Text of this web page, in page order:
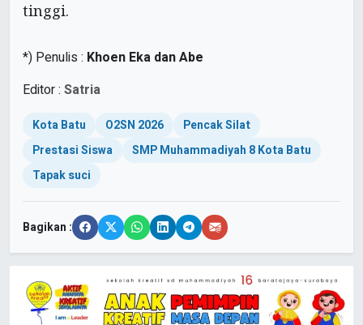
tinggi.
*) Penulis : Khoen Eka dan Abe
Editor : Satria
Kota Batu O2SN 2026
Pencak Silat
Prestasi Siswa
SMP Muhammadiyah 8 Kota Batu
Tapak suci
Bagikan :